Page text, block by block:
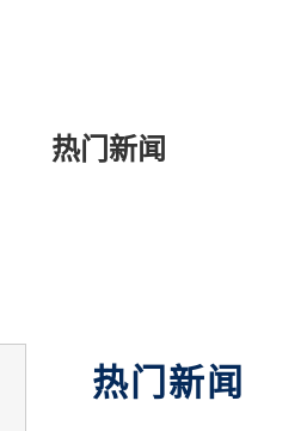
热门新闻
热门新闻